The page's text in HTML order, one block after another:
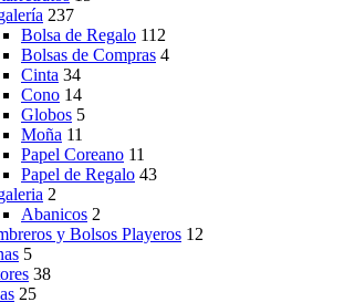
237
Bolsa de Regalo 112
Bolsas de Compras 4
Cinta 34
Cono 14
Globos 5
Moña 11
Papel Coreano 11
Papel de Regalo 43
2
Abanicos 2
y Bolsos Playeros 12
5
38
25